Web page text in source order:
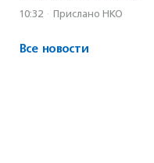
10:32 · Прислано НКО
Все новости